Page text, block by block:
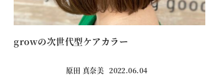
growの次世代型ケアカラー
原田 真奈美 投稿日
2022.06.04